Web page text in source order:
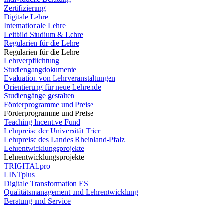
Zertifizierung
Digitale Lehre
Internationale Lehre
Leitbild Studium & Lehre
Regularien für die Lehre
Regularien für die Lehre
Lehrverpflichtung
Studiengangdokumente
Evaluation von Lehrveranstaltungen
Orientierung für neue Lehrende
Studiengänge gestalten
Förderprogramme und Preise
Förderprogramme und Preise
Teaching Incentive Fund
Lehrpreise der Universität Trier
Lehrpreise des Landes Rheinland-Pfalz
Lehrentwicklungsprojekte
Lehrentwicklungsprojekte
TRIGITALpro
LINTplus
Digitale Transformation ES
Qualitätsmanagement und Lehrentwicklung
Beratung und Service